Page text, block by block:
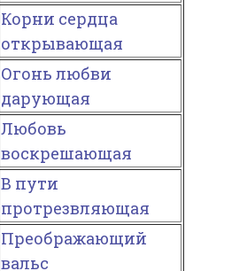
Корни сердца
открывающая
Огонь любви
дарующая
Любовь
воскрешающая
В пути
протрезвляющая
Преображающий
вальс